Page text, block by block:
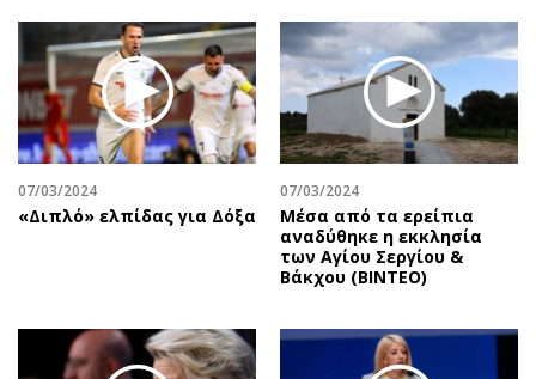
07/03/2024
«Διπλό» ελπίδας για Δόξα
07/03/2024
Μέσα από τα ερείπια
αναδύθηκε η εκκλησία
των Αγίου Σεργίου &
Βάκχου (ΒΙΝΤΕΟ)